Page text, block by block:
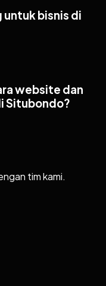
untuk bisnis di
website dan
Situbondo?
tim kami.